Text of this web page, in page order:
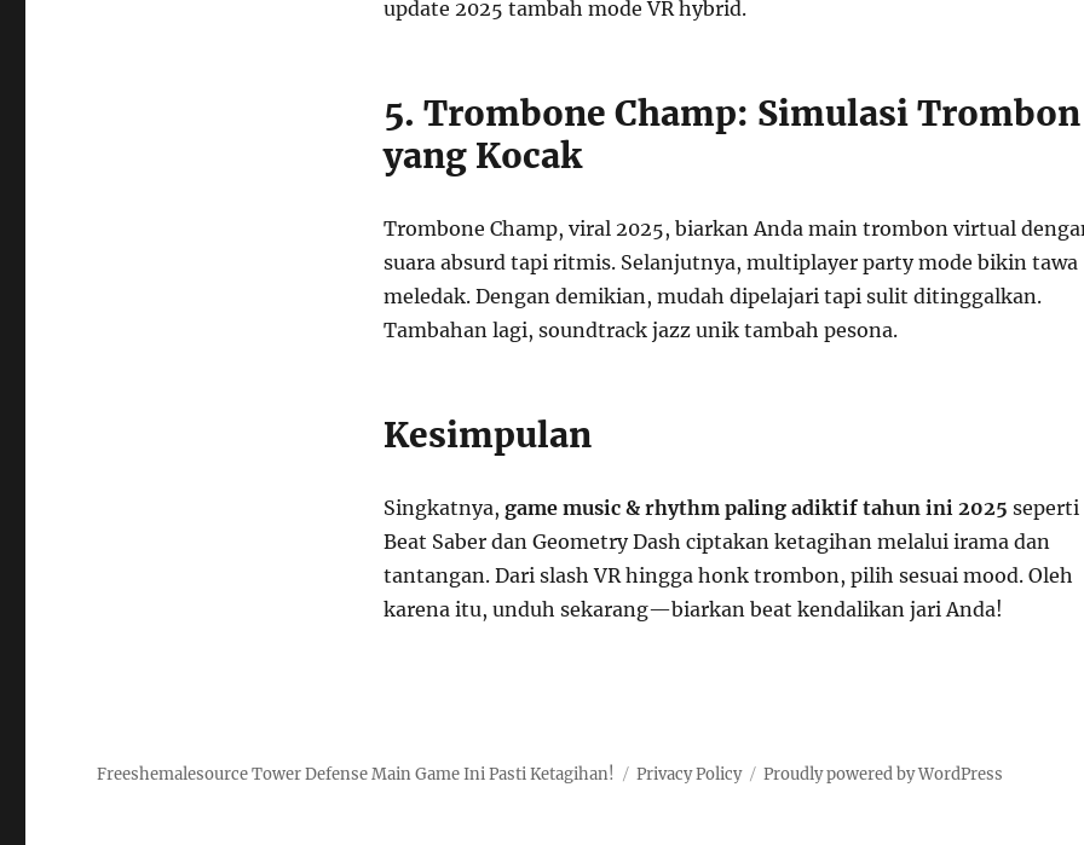
update 2025 tambah mode VR hybrid.
5. Trombone Champ: Simulasi Trombon
yang Kocak
Trombone Champ, viral 2025, biarkan Anda main trombon virtual
suara absurd tapi ritmis. Selanjutnya, multiplayer party mode bikin tawa
meledak. Dengan demikian, mudah dipelajari tapi sulit ditinggalkan.
Tambahan lagi, soundtrack jazz unik tambah pesona.
Kesimpulan
Singkatnya, game music & rhythm paling adiktif tahun ini 2025 seperti
Beat Saber dan Geometry Dash ciptakan ketagihan melalui irama dan
tantangan. Dari slash VR hingga honk trombon, pilih sesuai mood. Oleh
karena itu, unduh sekarang—biarkan beat kendalikan jari Anda!
Freeshemalesource Tower Defense Main Game Ini Pasti Ketagihan! Privacy Policy Proudly powered by WordPress